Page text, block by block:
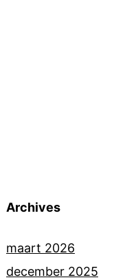
Archives
maart 2026
december 2025